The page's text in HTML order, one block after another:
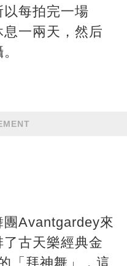
每拍完一場
一兩天，然后
Avantgardey來
古天樂經典金
「拜神舞」，這